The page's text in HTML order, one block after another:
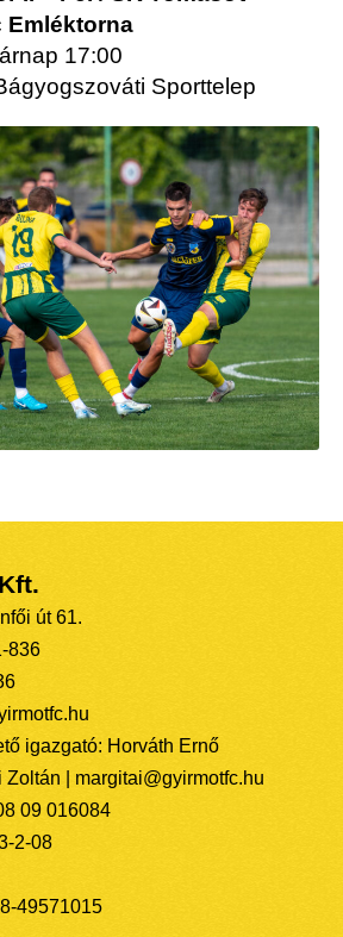
Emléktorna
17:00
Sporttelep
út 61.
836
igazgató: Horváth Ernő
| margitai@gyirmotfc.hu
09 016084
2-08
49571015